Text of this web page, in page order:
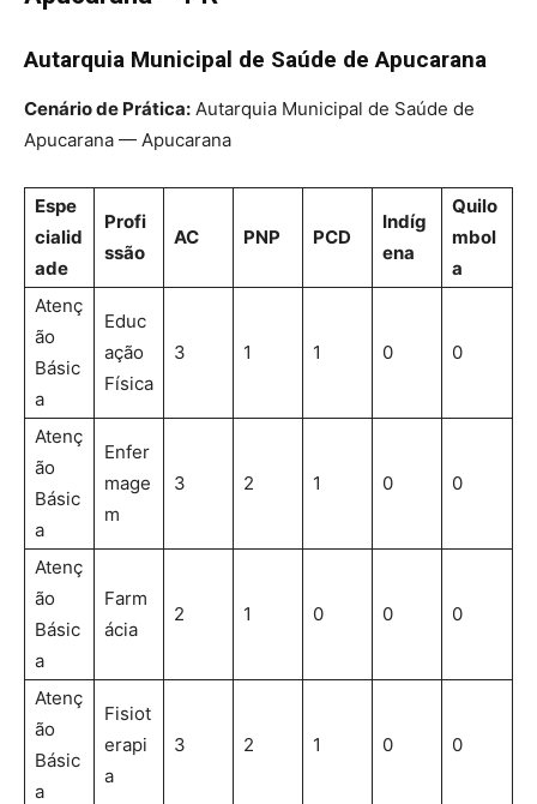
Autarquia Municipal de Saúde de Apucarana
Cenário de Prática: Autarquia Municipal de Saúde de
Apucarana — Apucarana
Espe
cialid
ade
Profi
ssão
AC PNP PCD
Indíg
ena
Quilo
mbol
a
Atenç
ão
Básic
a
Educ
ação
Física
3 1 1 0 0
Atenç
ão
Básic
a
Enfer
mage
m
3 2 1 0 0
Atenç
ão
Básic
a
Farm
ácia
2 1 0 0 0
Atenç
ão
Básic
a
Fisiot
erapi
a
3 2 1 0 0